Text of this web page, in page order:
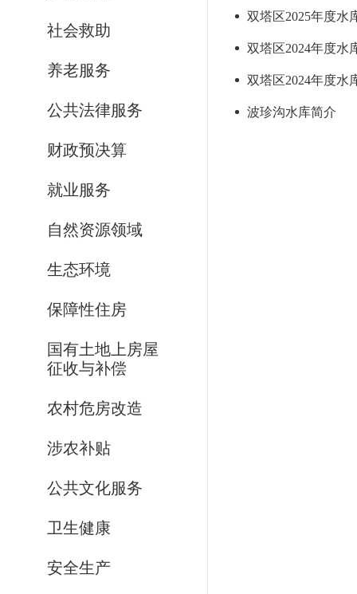
社会救助
养老服务
公共法律服务
财政预决算
就业服务
自然资源领域
生态环境
保障性住房
国有土地上房屋
征收与补偿
农村危房改造
涉农补贴
公共文化服务
卫生健康
安全生产
双塔区2025年度水
双塔区2024年度水
双塔区2024年度水
波珍沟水库简介